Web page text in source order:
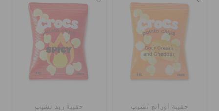
حقيبة أورانج تشيب حقيبة ريد تشيب